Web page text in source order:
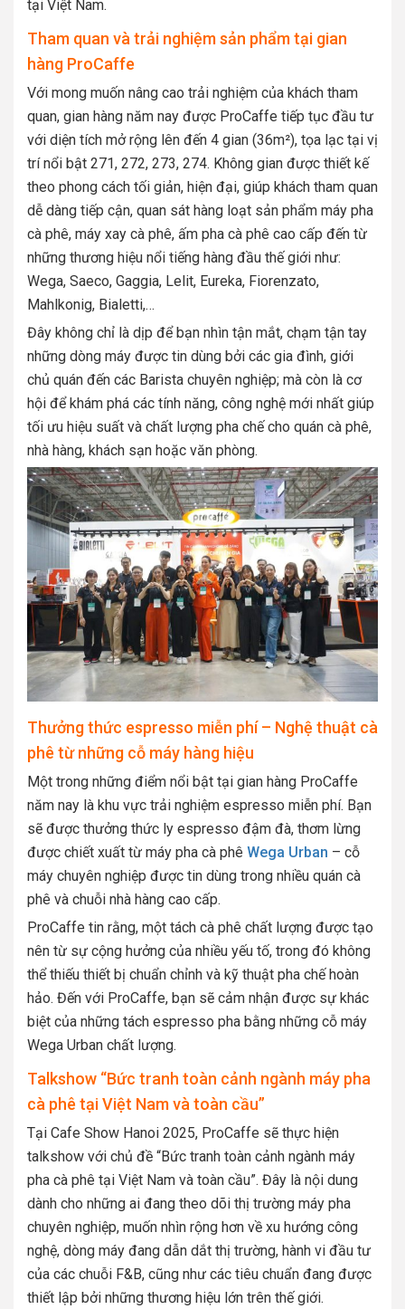
tại Việt Nam.
Tham quan và trải nghiệm sản phẩm tại gian
hàng ProCaffe
Với mong muốn nâng cao trải nghiệm của khách tham
quan, gian hàng năm nay được ProCaffe tiếp tục đầu tư
với diện tích mở rộng lên đến 4 gian (36m²), tọa lạc tại vị
trí nổi bật 271, 272, 273, 274. Không gian được thiết kế
theo phong cách tối giản, hiện đại, giúp khách tham quan
dễ dàng tiếp cận, quan sát hàng loạt sản phẩm máy pha
cà phê, máy xay cà phê, ấm pha cà phê cao cấp đến từ
những thương hiệu nổi tiếng hàng đầu thế giới như:
Wega, Saeco, Gaggia, Lelit, Eureka, Fiorenzato,
Mahlkonig, Bialetti,…
Đây không chỉ là dịp để bạn nhìn tận mắt, chạm tận tay
những dòng máy được tin dùng bởi các gia đình, giới
chủ quán đến các Barista chuyên nghiệp; mà còn là cơ
hội để khám phá các tính năng, công nghệ mới nhất giúp
tối ưu hiệu suất và chất lượng pha chế cho quán cà phê,
nhà hàng, khách sạn hoặc văn phòng.
Thưởng thức espresso miễn phí – Nghệ thuật cà
phê từ những cỗ máy hàng hiệu
Một trong những điểm nổi bật tại gian hàng ProCaffe
năm nay là khu vực trải nghiệm espresso miễn phí. Bạn
sẽ được thưởng thức ly espresso đậm đà, thơm lừng
được chiết xuất từ máy pha cà phê Wega Urban – cỗ
máy chuyên nghiệp được tin dùng trong nhiều quán cà
phê và chuỗi nhà hàng cao cấp.
ProCaffe tin rằng, một tách cà phê chất lượng được tạo
nên từ sự cộng hưởng của nhiều yếu tố, trong đó không
thể thiếu thiết bị chuẩn chỉnh và kỹ thuật pha chế hoàn
hảo. Đến với ProCaffe, bạn sẽ cảm nhận được sự khác
biệt của những tách espresso pha bằng những cỗ máy
Wega Urban chất lượng.
Talkshow “Bức tranh toàn cảnh ngành máy pha
cà phê tại Việt Nam và toàn cầu”
Tại Cafe Show Hanoi 2025, ProCaffe sẽ thực hiện
talkshow với chủ đề “Bức tranh toàn cảnh ngành máy
pha cà phê tại Việt Nam và toàn cầu”. Đây là nội dung
dành cho những ai đang theo dõi thị trường máy pha
chuyên nghiệp, muốn nhìn rộng hơn về xu hướng công
nghệ, dòng máy đang dẫn dắt thị trường, hành vi đầu tư
của các chuỗi F&B, cũng như các tiêu chuẩn đang được
thiết lập bởi những thương hiệu lớn trên thế giới.